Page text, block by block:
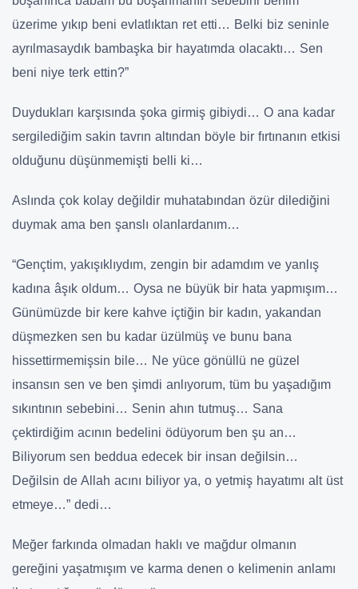
üzerime yıkıp beni evlatlıktan ret etti… Belki biz seninle
ayrılmasaydık bambaşka bir hayatımda olacaktı… Sen
beni niye terk ettin?”
Duydukları karşısında şoka girmiş gibiydi… O ana kadar
sergilediğim sakin tavrın altından böyle bir fırtınanın etkisi
olduğunu düşünmemişti belli ki…
Aslında çok kolay değildir muhatabından özür dilediğini
duymak ama ben şanslı olanlardanım…
“Gençtim, yakışıklıydım, zengin bir adamdım ve yanlış
kadına âşık oldum… Oysa ne büyük bir hata yapmışım…
Günümüzde bir kere kahve içtiğin bir kadın, yakandan
düşmezken sen bu kadar üzülmüş ve bunu bana
hissettirmemişsin bile… Ne yüce gönüllü ne güzel
insansın sen ve ben şimdi anlıyorum, tüm bu yaşadığım
sıkıntının sebebini… Senin ahın tutmuş… Sana
çektirdiğim acının bedelini ödüyorum ben şu an…
Biliyorum sen beddua edecek bir insan değilsin…
Değilsin de Allah acını biliyor ya, o yetmiş hayatımı alt üst
etmeye…” dedi…
Meğer farkında olmadan haklı ve mağdur olmanın
gereğini yaşatmışım ve karma denen o kelimenin anlamı